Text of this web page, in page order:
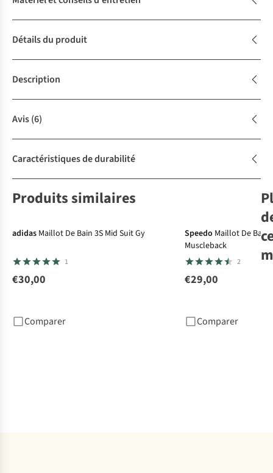
Détails du produit
Description
Avis(6)
Caractéristiques de durabilité
Produits similaires
adidas Maillot De Bain 3S Mid Suit Gy
1
€30,00
Comparer
Speedo Maillot De Bain
Muscleback
2
€29,00
Comparer